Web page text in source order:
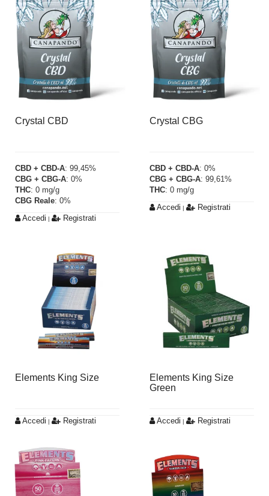
pagina
del
prodotto
Crystal CBD
CBD + CBD-A: 99,45%
CBG + CBG-A: 0%
THC: 0 mg/g
CBG Reale: 0%
Accedi | Registrati
Crystal CBG
CBD + CBD-A: 0%
CBG + CBG-A: 99,61%
THC: 0 mg/g
Accedi | Registrati
Elements King Size
Accedi | Registrati
Elements King Size
Green
Accedi | Registrati